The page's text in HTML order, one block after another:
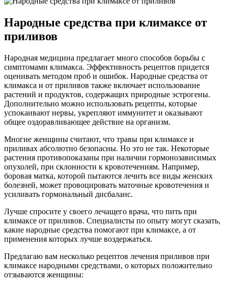
Народные средства при климаксе от
приливов
Народная медицина предлагает много способов борьбы с
симптомами климакса. Эффективность рецептов придется
оценивать методом проб и ошибок. Народные средства от
климакса и от приливов также включает использование
растений и продуктов, содержащих природные эстрогены.
Дополнительно можно использовать рецепты, которые
успокаивают нервы, укрепляют иммунитет и оказывают
общее оздоравливающее действие на организм.
Многие женщины считают, что травы при климаксе и
приливах абсолютно безопасны. Но это не так. Некоторые
растения противопоказаны при наличии гормонозависимых
опухолей, при склонности к кровотечениям. Например,
боровая матка, которой пытаются лечить все виды женских
болезней, может провоцировать маточные кровотечения и
усиливать гормональный дисбаланс.
Лучше спросите у своего лечащего врача, что пить при
климаксе от приливов. Специалисты по опыту могут сказать,
какие народные средства помогают при климаксе, а от
применения которых лучше воздержаться.
Предлагаю вам несколько рецептов лечения приливов при
климаксе народными средствами, о которых положительно
отзываются женщины: